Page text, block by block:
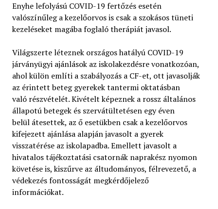
Enyhe lefolyású COVID-19 fertőzés esetén
valószínűleg a kezelőorvos is csak a szokásos tüneti
kezeléseket magába foglaló therápiát javasol.
Világszerte léteznek országos hatályú COVID-19
járványügyi ajánlások az iskolakezdésre vonatkozóan,
ahol külön említi a szabályozás a CF-et, ott javasolják
az érintett beteg gyerekek tantermi oktatásban
való részvételét. Kivételt képeznek a rossz általános
állapotú betegek és szervátültetésen egy éven
belül átesettek, az ő esetükben csak a kezelőorvos
kifejezett ajánlása alapján javasolt a gyerek
visszatérése az iskolapadba. Emellett javasolt a
hivatalos tájékoztatási csatornák naprakész nyomon
követése is, kiszűrve az áltudományos, félrevezető, a
védekezés fontosságát megkérdőjelező
információkat.